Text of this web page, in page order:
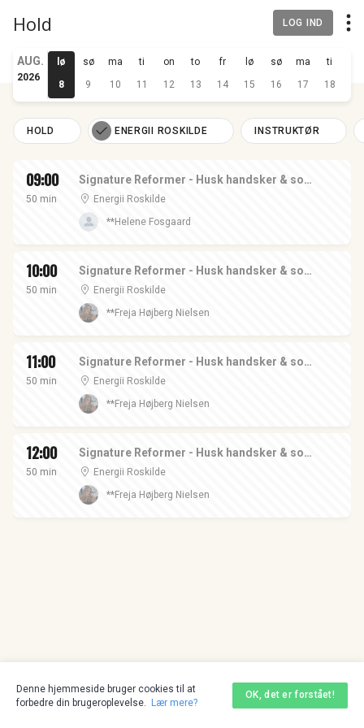
Hold LOG IND
AUG.
2026
lø
8
sø
9
ma
10
ti
11
on
12
to
13
fr
14
lø
15
sø
16
ma
17
ti
18
HOLD ENERGII ROSKILDE INSTRUKTØR
09:00
50 min
Signature Reformer - Husk handsker & sox - I Roskilde
Energii Roskilde
**Helene Fosgaard
10:00
50 min
Signature Reformer - Husk handsker & sox - I Roskilde
Energii Roskilde
**Freja Højberg Nielsen
11:00
50 min
Signature Reformer - Husk handsker & sox - I Roskilde
Energii Roskilde
**Freja Højberg Nielsen
12:00
50 min
Signature Reformer - Husk handsker & sox - I Roskilde
Energii Roskilde
**Freja Højberg Nielsen
Denne hjemmeside bruger cookies til at
forbedre din brugeroplevelse.
Lær mere?
OK, det er forstået!